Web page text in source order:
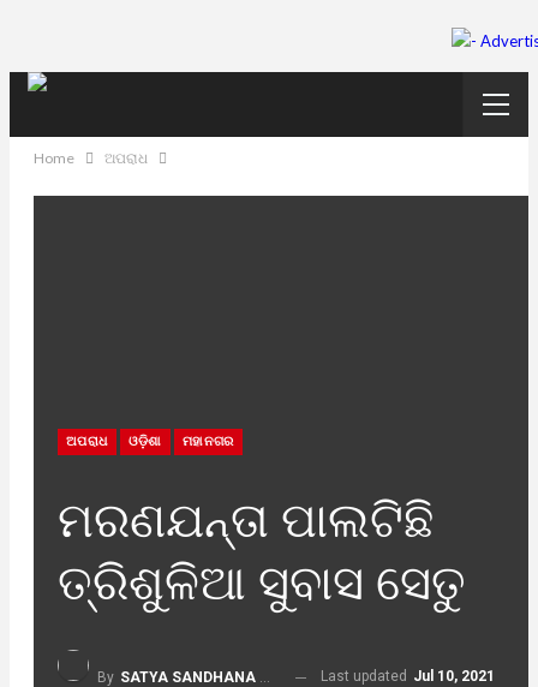
Home ଅପରାଧ
ଅପରାଧ ଓଡ଼ିଶା ମହାନଗର
ମରଣଯନ୍ତା ପାଲଟିଛି
ତ୍ରିଶୁଳିଆ ସୁବାସ ସେତୁ
By SATYA SANDHANA DESK Last updated Jul 10, 2021